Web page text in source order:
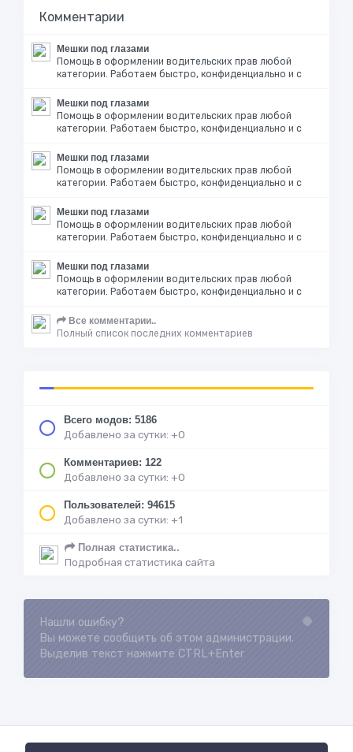
Комментарии
Мешки под глазами
Помощь в оформлении водительских прав любой
категории. Работаем быстро, конфиденциально и с
Мешки под глазами
Помощь в оформлении водительских прав любой
категории. Работаем быстро, конфиденциально и с
Мешки под глазами
Помощь в оформлении водительских прав любой
категории. Работаем быстро, конфиденциально и с
Мешки под глазами
Помощь в оформлении водительских прав любой
категории. Работаем быстро, конфиденциально и с
Мешки под глазами
Помощь в оформлении водительских прав любой
категории. Работаем быстро, конфиденциально и с
Все комментарии..
Полный список последних комментариев
Всего модов: 5186
Добавлено за сутки: +0
Комментариев: 122
Добавлено за сутки: +0
Пользователей: 94615
Добавлено за сутки: +1
Полная статистика..
Подробная статистика сайта
Loading...
Нашли ошибку?
Вы можете сообщить об этом администрации.
Выделив текст нажмите CTRL+Enter